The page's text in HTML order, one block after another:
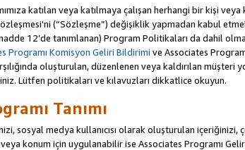
katılan veya katılmaya çalışan herhangi bir kişi
(“Sözleşme”) değişiklik yapmadan kabul
12’de tanımlanan) Program Politikaları da dahil
Programı Komisyon Geliri Bildirimi ve Associates
oluşturulan, düzenlenen veya kaldırılan
Lütfen politikaları ve kılavuzları dikkatlice okuyun.
Tanımı
sosyal medya kullanıcısı olarak oluşturulan içeriğinizi,
konum için uygulanabilir ise Associates Programı